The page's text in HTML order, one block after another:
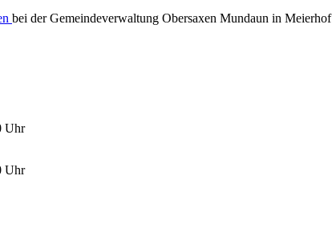
bei der Gemeindeverwaltung Obersaxen Mundaun in Meierhof
Uhr
Uhr